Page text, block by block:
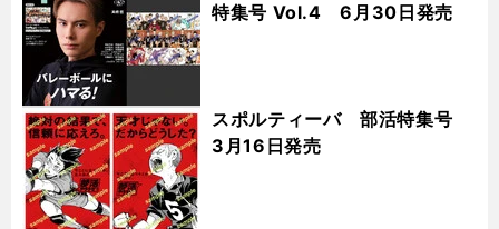
特集号 Vol.4 6月30日発売
スポルティーバ 部活特集号
3月16日発売